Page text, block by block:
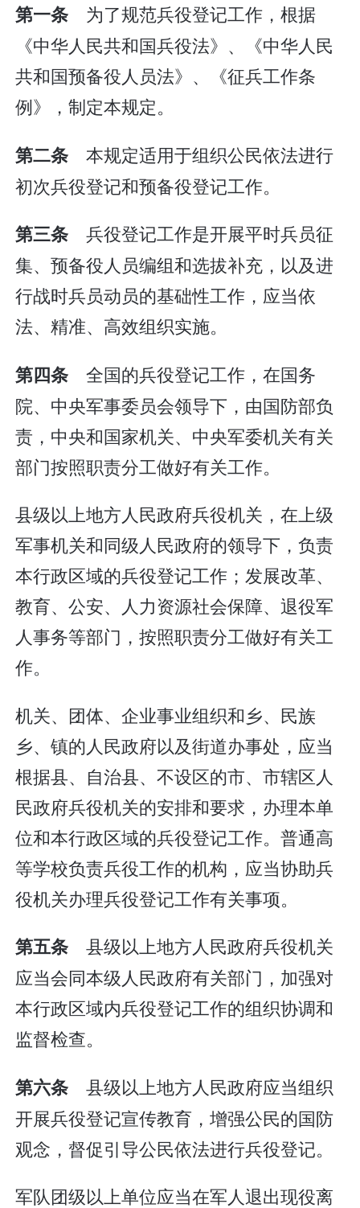
第一条 为了规范兵役登记工作，根据
《中华人民共和国兵役法》、《中华人民
共和国预备役人员法》、《征兵工作条
例》，制定本规定。
第二条本规定适用于组织公民依法进行
初次兵役登记和预备役登记工作。
第三条兵役登记工作是开展平时兵员征
集、预备役人员编组和选拔补充，以及进
行战时兵员动员的基础性工作，应当依
法、精准、高效组织实施。
第四条全国的兵役登记工作，在国务
院、中央军事委员会领导下，由国防部负
责，中央和国家机关、中央军委机关有关
部门按照职责分工做好有关工作。
县级以上地方人民政府兵役机关，在上级
军事机关和同级人民政府的领导下，负责
本行政区域的兵役登记工作；发展改革、
教育、公安、人力资源社会保障、退役军
人事务等部门，按照职责分工做好有关工
作。
机关、团体、企业事业组织和乡、民族
乡、镇的人民政府以及街道办事处，应当
根据县、自治县、不设区的市、市辖区人
民政府兵役机关的安排和要求，办理本单
位和本行政区域的兵役登记工作。普通高
等学校负责兵役工作的机构，应当协助兵
役机关办理兵役登记工作有关事项。
第五条县级以上地方人民政府兵役机关
应当会同本级人民政府有关部门，加强对
本行政区域内兵役登记工作的组织协调和
监督检查。
第六条县级以上地方人民政府应当组织
开展兵役登记宣传教育，增强公民的国防
观念，督促引导公民依法进行兵役登记。
军队团级以上单位应当在军人退出现役离